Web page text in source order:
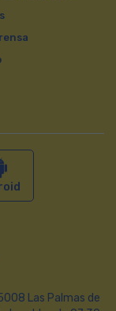
Las Palmas de